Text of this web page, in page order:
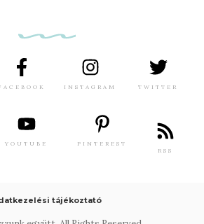
INSTAGRAM TWITTER
YOUTUBE
PINTEREST
RSS
tájékoztató